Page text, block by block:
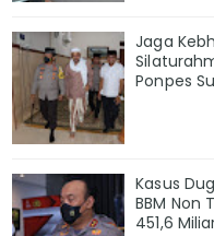
Jaga
Ponpes
Kasus
BBM Non
451,6